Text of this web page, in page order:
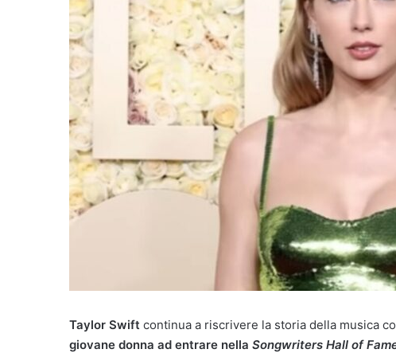
Taylor Swift continua a riscrivere la storia della musica
giovane donna ad entrare nella Songwriters Hall of